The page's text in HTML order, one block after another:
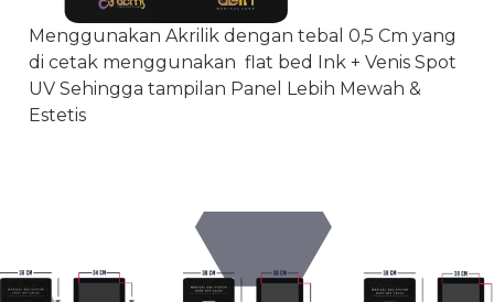
Menggunakan Akrilik dengan tebal 0,5 Cm yang
di cetak menggunakan flat bed Ink + Venis Spot
UV Sehingga tampilan Panel Lebih Mewah &
Estetis